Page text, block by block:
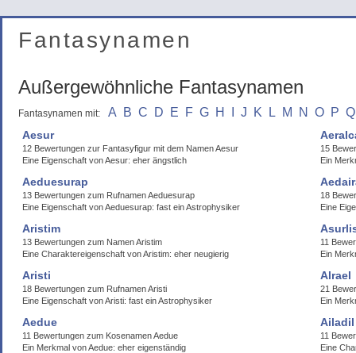
Fantasynamen
Außergewöhnliche Fantasynamen
Fantasynamen mit: A B C D E F G H J K L M N O P Q
Aesur
12 Bewertungen zur Fantasyfigur mit dem Namen Aesur
Eine Eigenschaft von Aesur: eher ängstlich
15
Ein
Aeduesurap
13 Bewertungen zum Rufnamen Aeduesurap
Eine Eigenschaft von Aeduesurap: fast ein Astrophysiker
18
Eine
Aristim
13 Bewertungen zum Namen Aristim
Eine Charaktereigenschaft von Aristim: eher neugierig
11
Ein
Aristi
18 Bewertungen zum Rufnamen Aristi
Eine Eigenschaft von Aristi: fast ein Astrophysiker
Alrael
21
Ein
Aedue
11 Bewertungen zum Kosenamen Aedue
Ein Merkmal von Aedue: eher eigenständig
Ailadil
11
Eine